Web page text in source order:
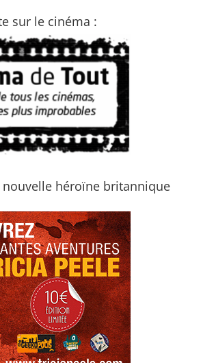
sur le cinéma :
nouvelle héroïne britannique